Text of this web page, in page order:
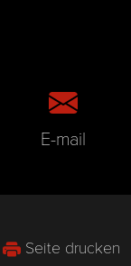
E-mail
Seite drucken